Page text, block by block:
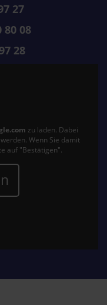
27
80 08
28
zu laden. Dabei
Wenn Sie damit
auf "Bestätigen".